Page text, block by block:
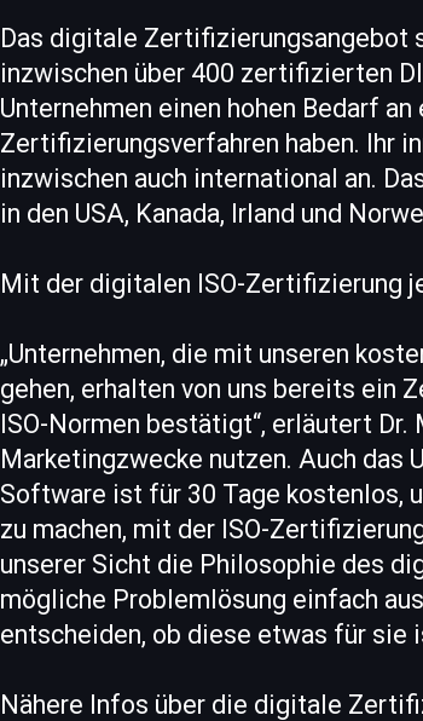
Das digitale Zertifizierungsangebot
inzwischen über 400 zertifizierten
Unternehmen einen hohen Bedarf
Zertifizierungsverfahren haben. Ihr
inzwischen auch international an.
in den USA, Kanada, Irland und
Mit der digitalen ISO-Zertifizierung
„Unternehmen, die mit unseren
gehen, erhalten von uns bereits ein
ISO-Normen bestätigt“, erläutert
Marketingzwecke nutzen. Auch das
Software ist für 30 Tage kostenlos,
zu machen, mit der ISO-
unserer Sicht die Philosophie des
mögliche Problemlösung einfach
entscheiden, ob diese etwas für sie
Nähere Infos über die digitale